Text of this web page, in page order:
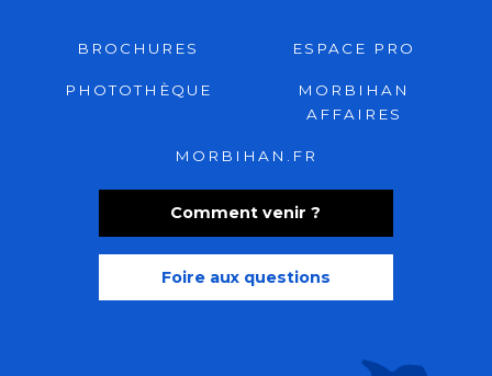
Comment venir ?
Foire aux questions
BROCHURES ESPACE PRO
PHOTOTHÈQUE
MORBIHAN
AFFAIRES
MORBIHAN.FR